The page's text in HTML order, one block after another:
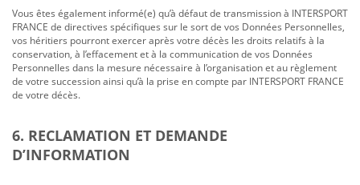
Vous êtes également informé(e) qu’à défaut de transmission à INTERSPORT
FRANCE de directives spécifiques sur le sort de vos Données Personnelles,
vos héritiers pourront exercer après votre décès les droits relatifs à la
conservation, à l’effacement et à la communication de vos Données
Personnelles dans la mesure nécessaire à l’organisation et au règlement
de votre succession ainsi qu’à la prise en compte par INTERSPORT FRANCE
de votre décès.
6. RECLAMATION ET DEMANDE
D’INFORMATION